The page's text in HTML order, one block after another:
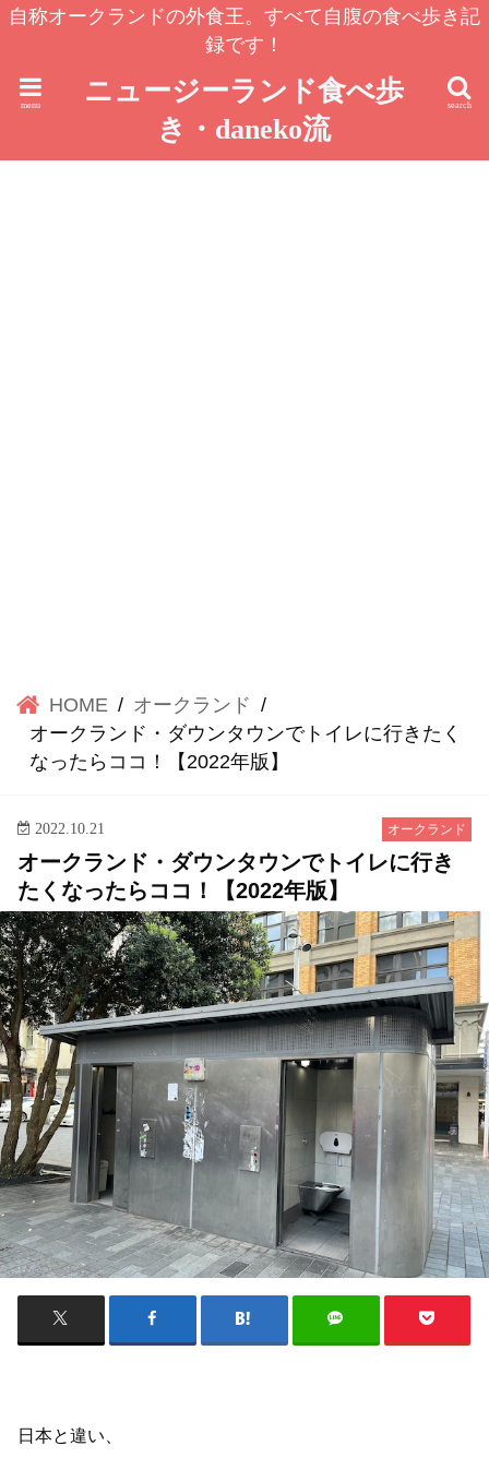
自称オークランドの外食王。すべて自腹の食べ歩き記
録です！
ニュージーランド食べ歩
き・daneko流
search
menu
HOME
オークランド
オークランド・ダウンタウンでトイレに行きたく
なったらココ！【2022年版】
オークランド
2022.10.21
オークランド・ダウンタウンでトイレに行き
たくなったらココ！【2022年版】
日本と違い、